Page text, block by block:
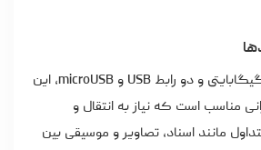
با توجه به ظرفیت ۳۲ گیگابایتی و دو رابط USB و microUSB، این
مناسب است که نیاز به انتقال و
مانند اسناد، تصاویر و موسیقی بین